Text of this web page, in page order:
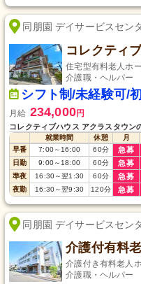
同朋園 デイサービスセン
コレクティ
住宅型有料老人ホ
介護職・ヘルパー
シフト制/未経験可/
月給 234,000円
コレクティブハウス アクラスタウン
就業時間 休憩 月
早番
7:00～16:00 60分 急募
日勤 9:00～18:00 60分 急募
準夜 16:30～翌1:30 60分 急募
夜勤 16:30～翌9:30 120分 急募
同朋園 デイサービスセン
介護付有料
介護付き有料老人
介護職・ヘルパー